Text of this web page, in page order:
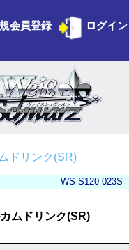
会員登録 ログイン
ドリンク(SR)
WS-S120-023S
ムドリンク(SR)